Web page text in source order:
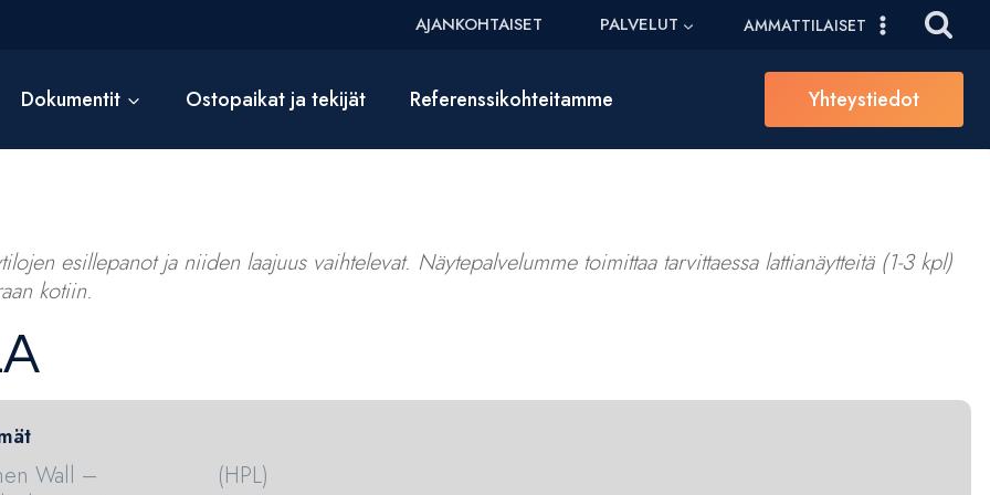
AJANKOHTAISET PALVELUT AMMATTILAISET
Dokumentit Ostopaikat ja tekijät Referenssikohteitamme Yhteystiedot
esillepanot ja niiden laajuus vaihtelevat. Näytepalvelumme toimittaa tarvittaessa lattianäytteitä (1-3 kpl)
kotiin.
Wall –
(HPL)